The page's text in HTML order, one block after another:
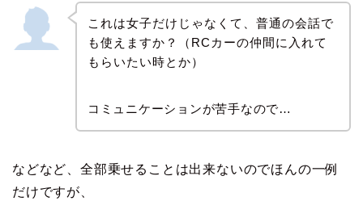
これは女子だけじゃなくて、普通の会話で
も使えますか？（RCカーの仲間に入れて
もらいたい時とか）
コミュニケーションが苦手なので…
などなど、全部乗せることは出来ないのでほんの一例
だけですが、